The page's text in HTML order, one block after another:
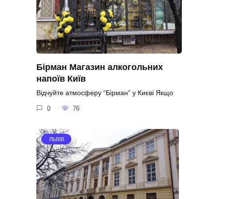
Бірман Магазин алкогольних
напоїв Київ
Відчуйте атмосферу “Бірман” у Києві Якщо
0 76
ЛЬВІВ